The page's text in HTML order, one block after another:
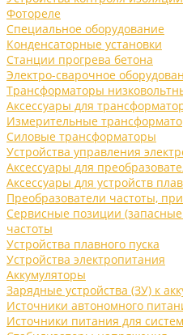
Фотореле
Специальное оборудование
Конденсаторные установки
Станции прогрева бетона
Электро-сварочное
Трансформаторы
Аксессуары для
Измерительные
Силовые трансформаторы
Устройства управления
Аксессуары для
Аксессуары для устройств
Преобразователи частоты,
Сервисные позиции
частоты
Устройства плавного пуска
Устройства электропитания
Аккумуляторы
Зарядные устройства (ЗУ) к
Источники автономного
Источники питания для